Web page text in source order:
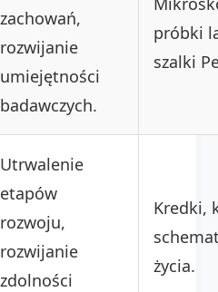
zachowań,
rozwijanie
umiejętności
badawczych.
próbki
szalki
Utrwalenie
etapów
rozwoju,
rozwijanie
zdolności
Kredki,
życia.